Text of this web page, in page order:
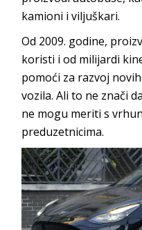
kamioni i viljuškari.
Od 2009. godine,
koristi i od milijardi
pomoći za razvoj
vozila. Ali to ne znači
ne mogu meriti s
preduzetnicima.